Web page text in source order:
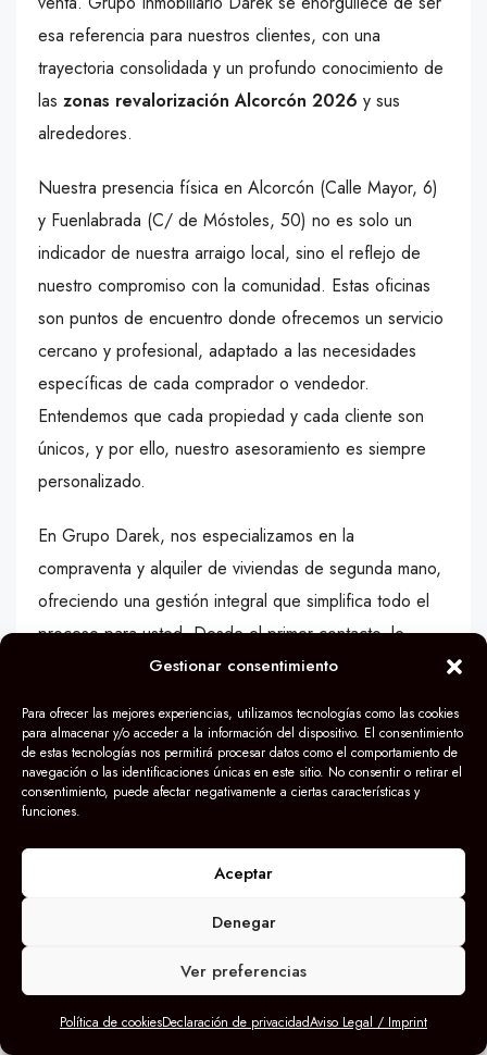
Gestionar consentimiento
Para ofrecer las mejores experiencias, utilizamos tecnologías como las cookies
para almacenar y/o acceder a la información del dispositivo. El consentimiento
de estas tecnologías nos permitirá procesar datos como el comportamiento de
navegación o las identificaciones únicas en este sitio. No consentir o retirar el
consentimiento, puede afectar negativamente a ciertas características y
funciones.
Aceptar
Denegar
Ver preferencias
Política de cookiesDeclaración de privacidadAviso Legal / Imprint
esa referencia para nuestros clientes, con una
trayectoria consolidada y un profundo conocimiento de
las zonas revalorización Alcorcón 2026 y sus
alrededores.
Nuestra presencia física en Alcorcón (Calle Mayor, 6)
y Fuenlabrada (C/ de Móstoles, 50) no es solo un
indicador de nuestra arraigo local, sino el reflejo de
nuestro compromiso con la comunidad. Estas oficinas
son puntos de encuentro donde ofrecemos un servicio
cercano y profesional, adaptado a las necesidades
específicas de cada comprador o vendedor.
Entendemos que cada propiedad y cada cliente son
únicos, y por ello, nuestro asesoramiento es siempre
personalizado.
En Grupo Darek, nos especializamos en la
compraventa y alquiler de viviendas de segunda mano,
ofreciendo una gestión integral que simplifica todo el
proceso para usted. Desde el primer contacto, le
valoración gratuitade su propiedad,
y realista en el mercado actual. Nuestro equipo de
expertos le acompañará en cada fase, desde la
búsqueda de la propiedad ideal o del comprador
todos los trámites legales y administrativos.
No deje al azar una decisión tan importante como la
revalorización en Alcorcón, Fuenlabrada, Móstoles,
Leganés, Getafe, Pozuelo de Alarcón, Parla, Pinto,